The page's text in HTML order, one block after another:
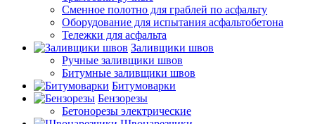
Сменное полотно для граблей по асфальту
Оборудование для испытания асфальтобетона
Тележки для асфальта
Заливщики швов
Ручные заливщики швов
Битумные заливщики швов
Битумоварки
Бензорезы
Бетонорезы электрические